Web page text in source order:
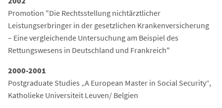
Promotion "Die Rechtsstellung nichtärztlicher
Leistungserbringer in der gesetzlichen Krankenversicherung
– Eine vergleichende Untersuchung am Beispiel des
Rettungswesens in Deutschland und Frankreich"
2000-2001
Postgraduate Studies „A European Master in Social Security“,
Katholieke Universiteit Leuven/ Belgien